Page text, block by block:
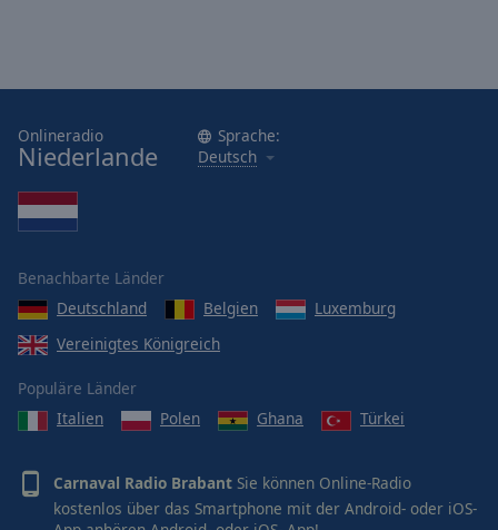
Onlineradio
Niederlande
Sprache:
Deutsch
Benachbarte Länder
Deutschland
Belgien
Luxemburg
Vereinigtes Königreich
Populäre Länder
Italien
Polen Ghana Türkei
Carnaval Radio Brabant Sie können Online-Radio
kostenlos über das Smartphone mit der Android- oder iOS-